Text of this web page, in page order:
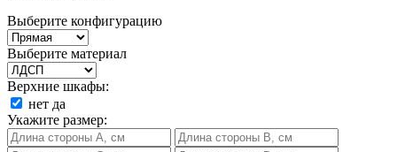
Выберите конфигурацию
Выберите материал
Верхние шкафы:
нет да
Укажите размер: